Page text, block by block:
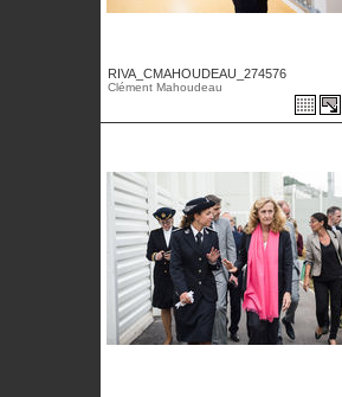
RIVA_CMAHOUDEAU_274576
Clément Mahoudeau